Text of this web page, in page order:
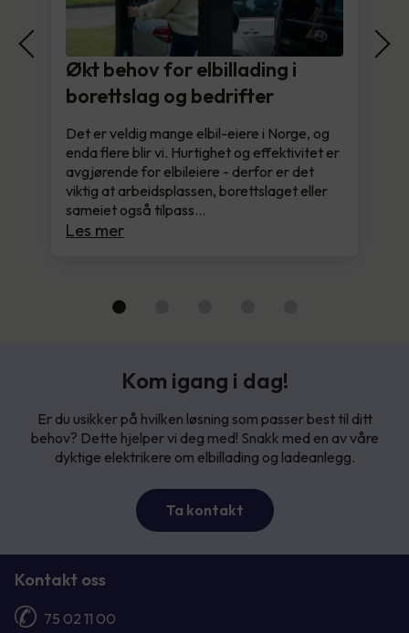
Økt behov for elbillading i
borettslag og bedrifter
Det er veldig mange elbil-eiere i Norge, og
enda flere blir vi. Hurtighet og effektivitet er
avgjørende for elbileiere - derfor er det
viktig at arbeidsplassen, borettslaget eller
sameiet også tilpass…
Les mer
Kom igang i dag!
Er du usikker på hvilken løsning som passer best til ditt
behov? Dette hjelper vi deg med! Snakk med en av våre
dyktige elektrikere om elbillading og ladeanlegg.
Ta kontakt
Kontakt oss
75 02 11 00